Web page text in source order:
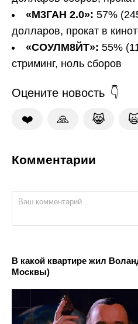
«М3ГАН 2.0»: 57%
долларов, прокат в
«СОУЛМ8ЙТ»: 55%
стриминг, ноль сборов
Оцените новость
❤️ 🙏 😹
Комментарии
В какой квартире жил
Москвы)